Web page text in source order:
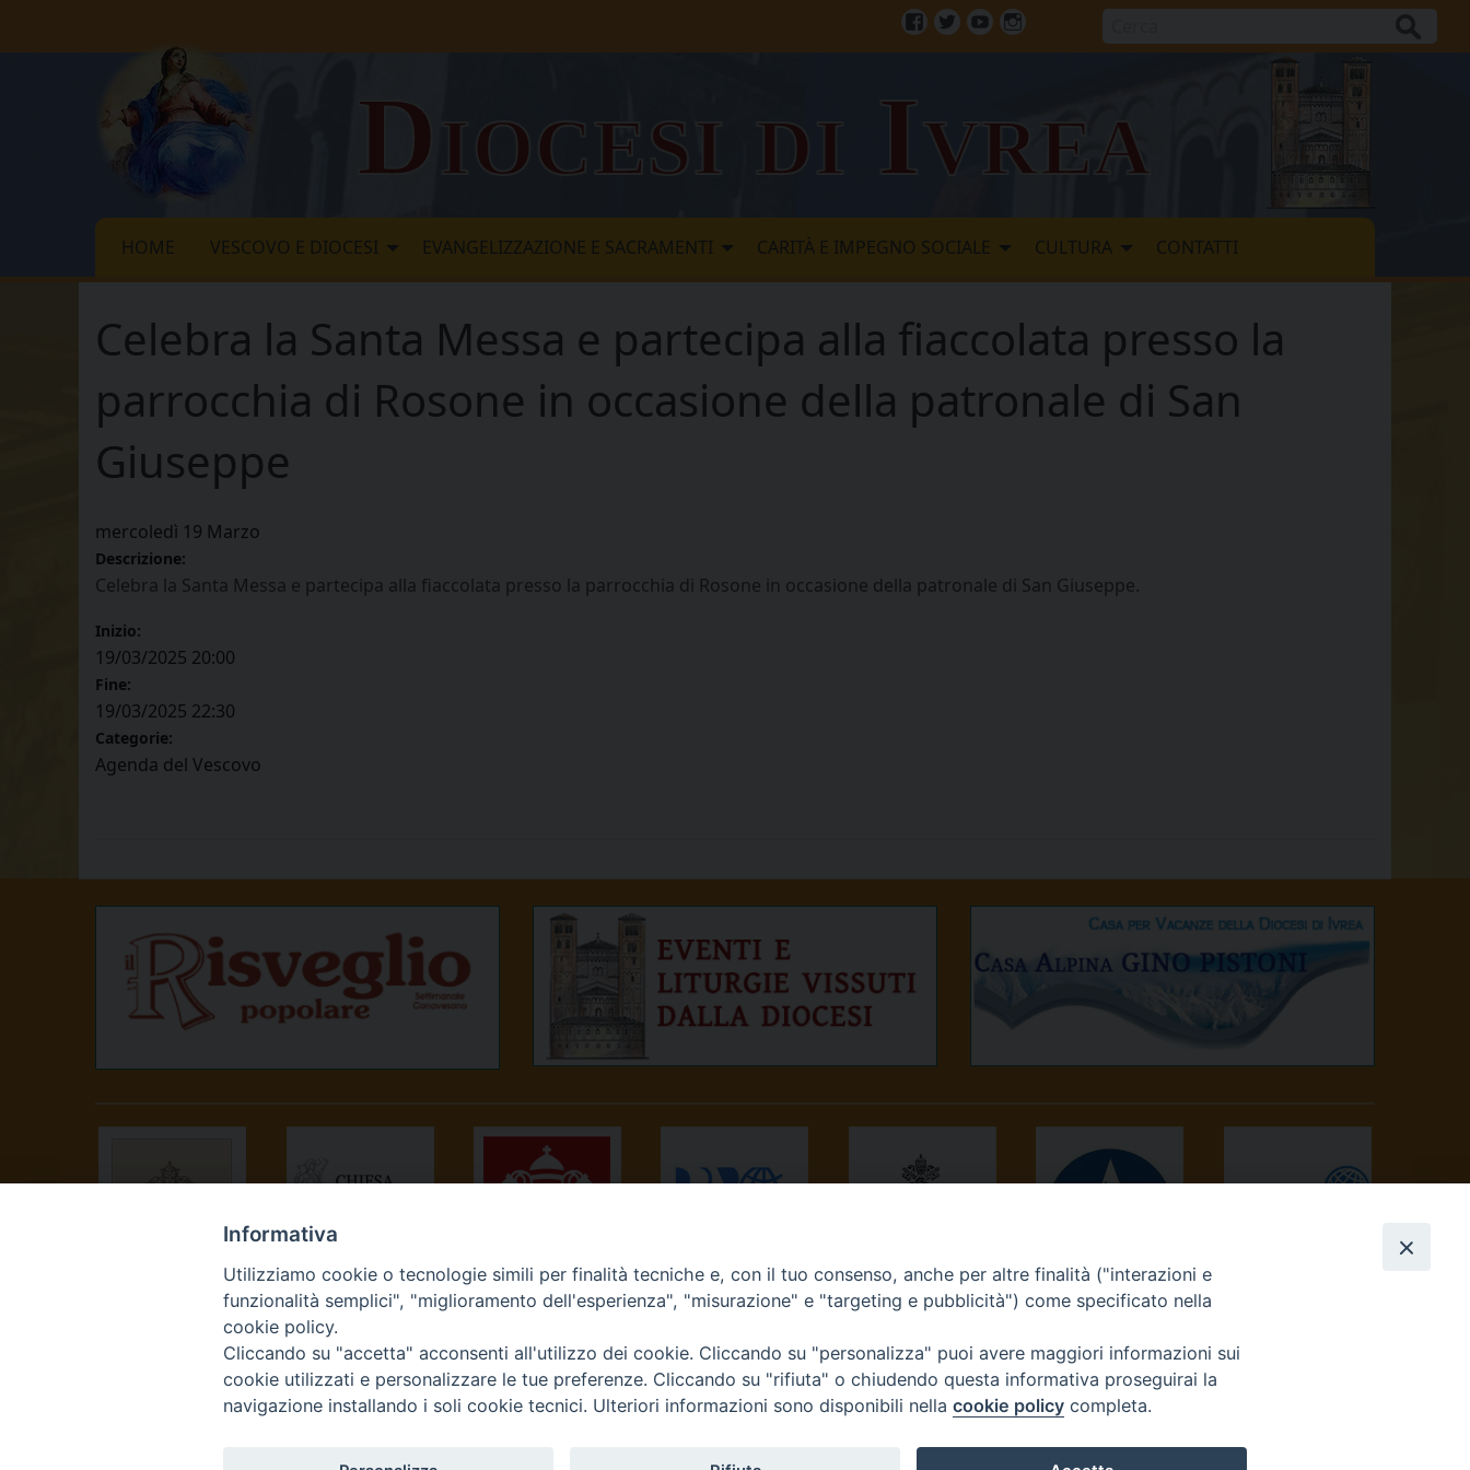
Diocesi di Ivrea
HOME VESCOVO E DIOCESI EVANGELIZZAZIONE E SACRAMENTI CARITÀ E IMPEGNO SOCIALE CULTURA CONTATTI
Celebra la Santa Messa e partecipa alla fiaccolata presso la
parrocchia di Rosone in occasione della patronale di San
Giuseppe
mercoledì 19 Marzo
Descrizione:
Celebra la Santa Messa e partecipa alla fiaccolata presso la parrocchia di Rosone in occasione della patronale di San Giuseppe.
Inizio:
19/03/2025 20:00
Fine:
19/03/2025 22:30
Categorie:
Agenda del Vescovo
CONFERENZA
EPISCOPALE
ITALIANA
NEWS.VA RADIO VATICANA
OSSERVATORE
ROMANO
AVVENIRE
Informativa
Utilizziamo cookie o tecnologie simili per finalità tecniche e, con il tuo consenso, anche per altre finalità ("interazioni e
funzionalità semplici", "miglioramento dell'esperienza", "misurazione" e "targeting e pubblicità") come specificato nella
cookie policy.
Cliccando su "accetta" acconsenti all'utilizzo dei cookie. Cliccando su "personalizza" puoi avere maggiori informazioni sui
cookie utilizzati e personalizzare le tue preferenze. Cliccando su "rifiuta" o chiudendo questa informativa proseguirai la
navigazione installando i soli cookie tecnici. Ulteriori informazioni sono disponibili nella cookie policy completa.